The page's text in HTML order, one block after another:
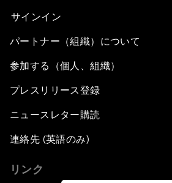
サインイン
パートナー（組織）について
参加する（個人、組織）
プレスリリース登録
ニュースレター購読
連絡先 (英語のみ)
リンク